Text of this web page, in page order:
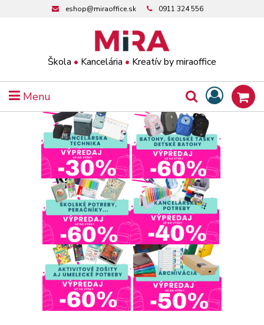
Škola • Kancelária • Kreatív by miraoffice
eshop@miraoffice.sk 0911 324 556
Menu